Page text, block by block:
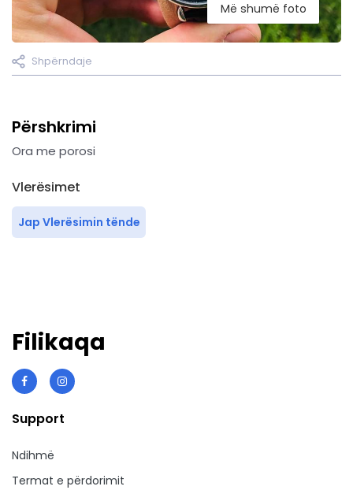
Më shumë foto
Shpërndaje
Përshkrimi
Ora me porosi
Vlerësimet
Jap Vlerësimin tënde
Filikaqa
Support
Ndihmë
Termat e përdorimit